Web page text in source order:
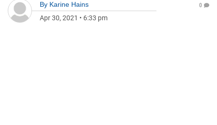
By Karine Hains
Apr 30, 2021 • 6:33 pm
0